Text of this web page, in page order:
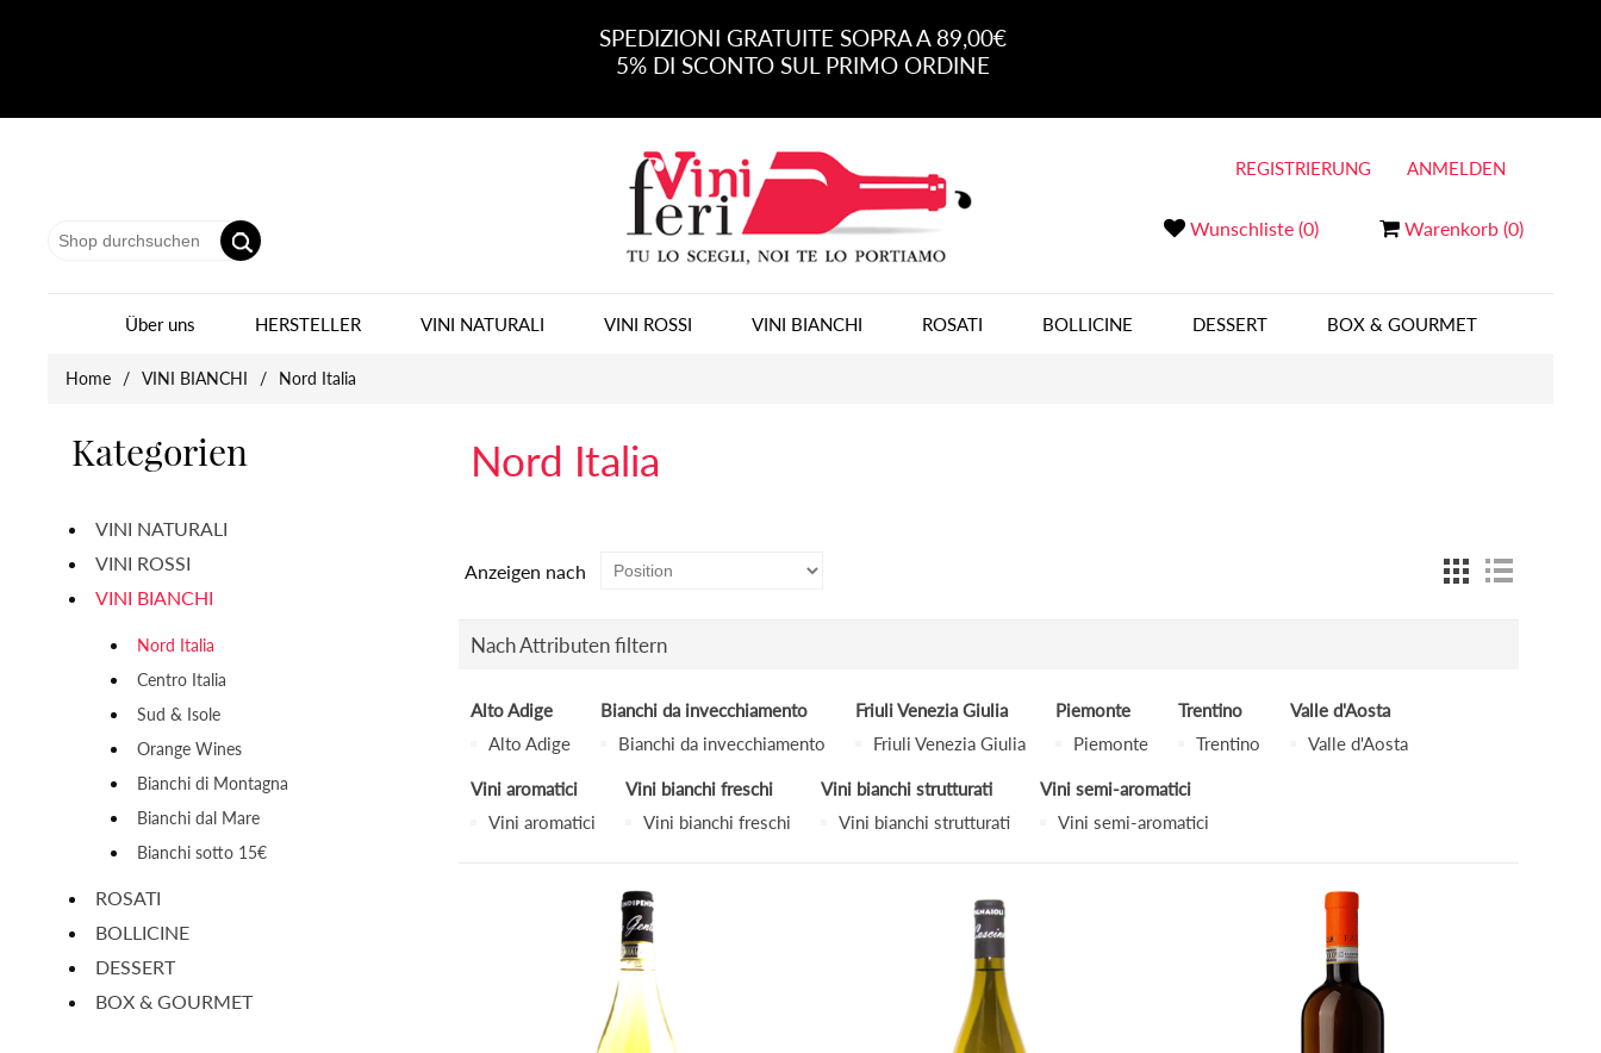
SPEDIZIONI GRATUITE SOPRA A 89,00€
5% DI SCONTO SUL PRIMO ORDINE
Wunschliste (0) Warenkorb (0)
REGISTRIERUNG ANMELDEN
Über uns HERSTELLER VINI NATURALI VINI ROSSI VINI BIANCHI ROSATI BOLLICINE DESSERT BOX & GOURMET
Home / VINI BIANCHI / Nord Italia
Kategorien
VINI NATURALI
VINI ROSSI
VINI BIANCHI
Nord Italia
Centro Italia
Sud & Isole
Orange Wines
Bianchi di Montagna
Bianchi dal Mare
Bianchi sotto 15€
ROSATI
BOLLICINE
DESSERT
BOX & GOURMET
Nord Italia
Anzeigen nach
Nach Attributen filtern
Alto Adige
Alto Adige
Bianchi da invecchiamento
Bianchi da invecchiamento
Friuli Venezia Giulia
Friuli Venezia Giulia
Piemonte
Piemonte
Trentino
Trentino
Valle d'Aosta
Valle d'Aosta
Vini aromatici
Vini aromatici
Vini bianchi freschi
Vini bianchi freschi
Vini bianchi strutturati
Vini bianchi strutturati
Vini semi-aromatici
Vini semi-aromatici